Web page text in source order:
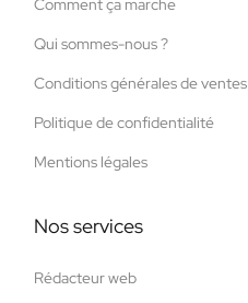
Qui sommes-nous ?
Conditions générales de ventes
Politique de confidentialité
Mentions légales
Nos services
Rédacteur web